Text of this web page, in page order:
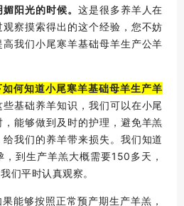
阳光的时候。 这是很多养羊人在
察摸索得出的这个经验，您不妨
我们小尾寒羊基础母羊生产公羊
何知道小尾寒羊基础母羊生产羊
些基础养羊知识，我们可以在小尾
能够做到及时的护理，避免羊羔
我们的养羊带来损失。我们知道
到生产羊羔大概需要150多天，
们平时认真观察。
能够按照正常预产期生产羊羔，